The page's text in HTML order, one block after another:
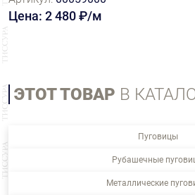
Цена: 2 480 ₽/м
ЭТОТ ТОВАР В
Пуговицы
Рубашечные
Металлические